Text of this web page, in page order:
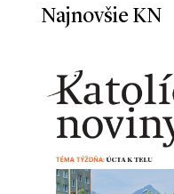
Najnovšie KN